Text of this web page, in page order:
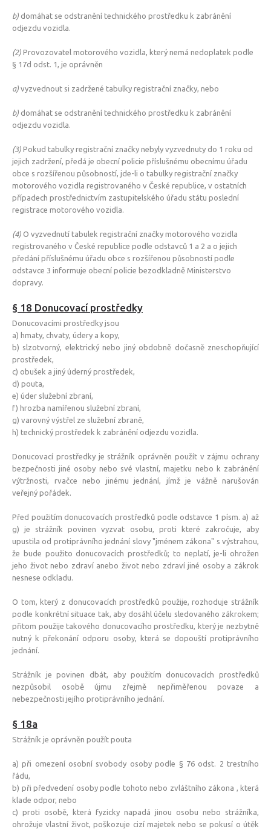
b) domáhat se odstranění technického prostředku k zabránění
odjezdu vozidla.
(2) Provozovatel motorového vozidla, který nemá nedoplatek podle
§ 17d odst. 1, je oprávněn
a) vyzvednout si zadržené tabulky registrační značky, nebo
b) domáhat se odstranění technického prostředku k zabránění
odjezdu vozidla.
(3) Pokud tabulky registrační značky nebyly vyzvednuty do 1 roku od
jejich zadržení, předá je obecní policie příslušnému obecnímu úřadu
obce s rozšířenou působností, jde-li o tabulky registrační značky
motorového vozidla registrovaného v České republice, v ostatních
případech prostřednictvím zastupitelského úřadu státu poslední
registrace motorového vozidla.
(4) O vyzvednutí tabulek registrační značky motorového vozidla
registrovaného v České republice podle odstavců 1 a 2 a o jejich
předání příslušnému úřadu obce s rozšířenou působností podle
odstavce 3 informuje obecní policie bezodkladně Ministerstvo
dopravy.
§ 18 Donucovací prostředky
Donucovacími prostředky jsou
a) hmaty, chvaty, údery a kopy,
b) slzotvorný, elektrický nebo jiný obdobně dočasně zneschopňující
prostředek,
c) obušek a jiný úderný prostředek,
d) pouta,
e) úder služební zbraní,
f) hrozba namířenou služební zbraní,
g) varovný výstřel ze služební zbraně,
h) technický prostředek k zabránění odjezdu vozidla.
Donucovací prostředky je strážník oprávněn použít v zájmu ochrany
bezpečnosti jiné osoby nebo své vlastní, majetku nebo k zabránění
výtržnosti, rvačce nebo jinému jednání, jímž je vážně narušován
veřejný pořádek.
Před použitím donucovacích prostředků podle odstavce 1 písm. a) až
g) je strážník povinen vyzvat osobu, proti které zakročuje, aby
upustila od protiprávního jednání slovy "jménem zákona" s výstrahou,
že bude použito donucovacích prostředků; to neplatí, je-li ohrožen
jeho život nebo zdraví anebo život nebo zdraví jiné osoby a zákrok
nesnese odkladu.
O tom, který z donucovacích prostředků použije, rozhoduje strážník
podle konkrétní situace tak, aby dosáhl účelu sledovaného zákrokem;
přitom použije takového donucovacího prostředku, který je nezbytně
nutný k překonání odporu osoby, která se dopouští protiprávního
jednání.
Strážník je povinen dbát, aby použitím donucovacích prostředků
nezpůsobil osobě újmu zřejmě nepřiměřenou povaze a
nebezpečnosti jejího protiprávního jednání.
§ 18a
Strážník je oprávněn použít pouta
a) při omezení osobní svobody osoby podle § 76 odst. 2 trestního
řádu,
b) při předvedení osoby podle tohoto nebo zvláštního zákona , která
klade odpor, nebo
c) proti osobě, která fyzicky napadá jinou osobu nebo strážníka,
ohrožuje vlastní život, poškozuje cizí majetek nebo se pokusí o útěk